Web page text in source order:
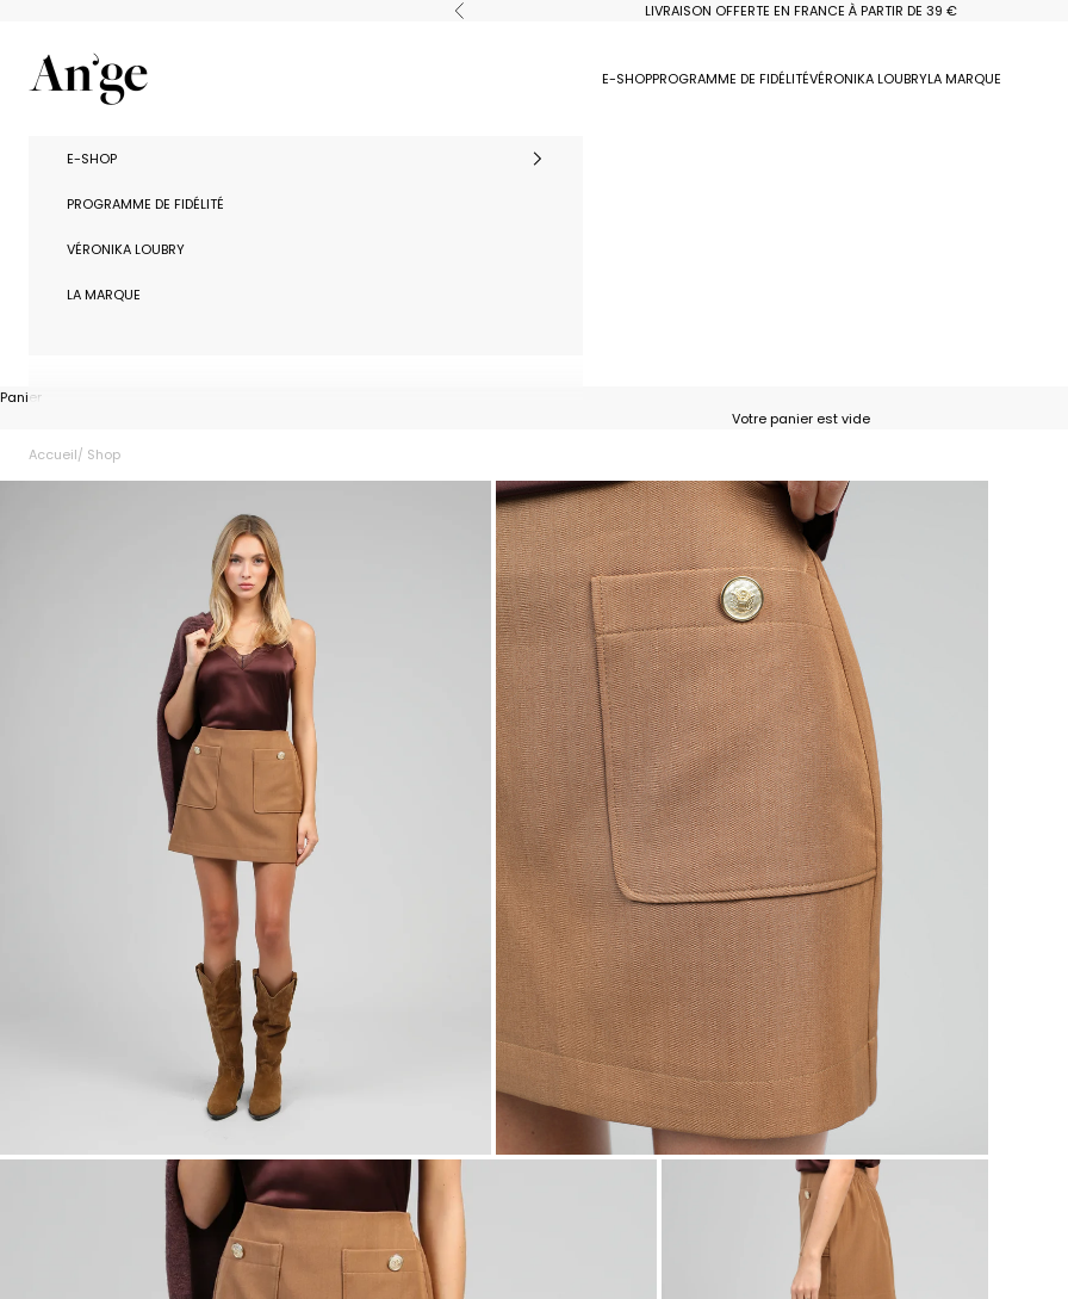
Précédent LIVRAISON OFFERTE EN FRANCE À PARTIR DE 39 €
Ange Paris
E-SHOPPROGRAMME DE FIDÉLITÉVÉRONIKA LOUBRYLA MARQUE
E-SHOP
PROGRAMME DE FIDÉLITÉ
VÉRONIKA LOUBRY
LA MARQUE
Panier
Votre panier est vide
Accueil
Shop